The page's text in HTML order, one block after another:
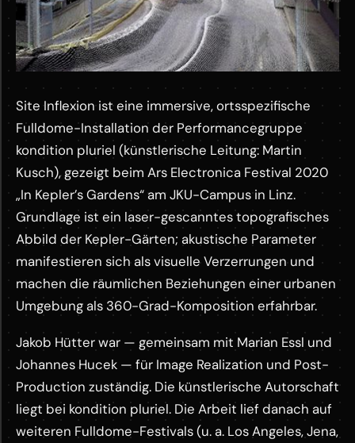
Site Inflexion ist eine immersive, ortsspezifische
Fulldome-Installation der Performancegruppe
kondition pluriel (künstlerische Leitung: Martin
Kusch), gezeigt beim Ars Electronica Festival 2020
„In Kepler’s Gardens“ am JKU-Campus in Linz.
Grundlage ist ein laser-gescanntes topografisches
Abbild der Kepler-Gärten; akustische Parameter
manifestieren sich als visuelle Verzerrungen und
machen die räumlichen Beziehungen einer urbanen
Umgebung als 360-Grad-Komposition erfahrbar.
Jakob Hütter war — gemeinsam mit Marian Essl und
Johannes Hucek — für Image Realization und Post-
Production zuständig. Die künstlerische Autorschaft
liegt bei kondition pluriel. Die Arbeit lief danach auf
weiteren Fulldome-Festivals (u. a. Los Angeles, Jena,